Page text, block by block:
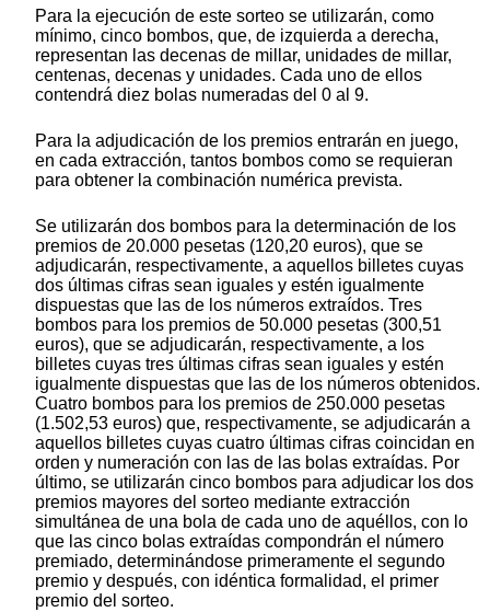
Para la ejecución de este sorteo se utilizarán, como
mínimo, cinco bombos, que, de izquierda a derecha,
representan las decenas de millar, unidades de millar,
centenas, decenas y unidades. Cada uno de ellos
contendrá diez bolas numeradas del 0 al 9.
Para la adjudicación de los premios entrarán en juego,
en cada extracción, tantos bombos como se requieran
para obtener la combinación numérica prevista.
Se utilizarán dos bombos para la determinación de los
premios de 20.000 pesetas (120,20 euros), que se
adjudicarán, respectivamente, a aquellos billetes cuyas
dos últimas cifras sean iguales y estén igualmente
dispuestas que las de los números extraídos. Tres
bombos para los premios de 50.000 pesetas (300,51
euros), que se adjudicarán, respectivamente, a los
billetes cuyas tres últimas cifras sean iguales y estén
igualmente dispuestas que las de los números obtenidos.
Cuatro bombos para los premios de 250.000 pesetas
(1.502,53 euros) que, respectivamente, se adjudicarán a
aquellos billetes cuyas cuatro últimas cifras coincidan en
orden y numeración con las de las bolas extraídas. Por
último, se utilizarán cinco bombos para adjudicar los dos
premios mayores del sorteo mediante extracción
simultánea de una bola de cada uno de aquéllos, con lo
que las cinco bolas extraídas compondrán el número
premiado, determinándose primeramente el segundo
premio y después, con idéntica formalidad, el primer
premio del sorteo.